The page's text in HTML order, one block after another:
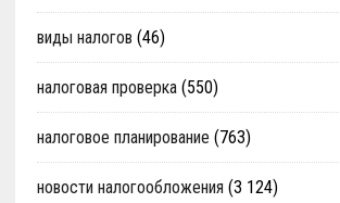
виды налогов (46)
налоговая проверка(550)
налоговое планирование (763)
новости налогообложения (3 124)